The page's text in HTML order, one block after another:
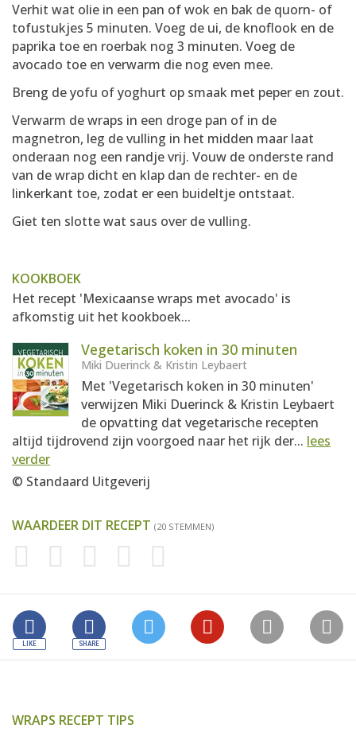
Verhit wat olie in een pan of wok en bak de quorn- of
tofustukjes 5 minuten. Voeg de ui, de knoflook en de
paprika toe en roerbak nog 3 minuten. Voeg de
avocado toe en verwarm die nog even mee.
Breng de yofu of yoghurt op smaak met peper en zout.
Verwarm de wraps in een droge pan of in de
magnetron, leg de vulling in het midden maar laat
onderaan nog een randje vrij. Vouw de onderste rand
van de wrap dicht en klap dan de rechter- en de
linkerkant toe, zodat er een buideltje ontstaat.
Giet ten slotte wat saus over de vulling.
KOOKBOEK
Het recept 'Mexicaanse wraps met avocado' is
afkomstig uit het kookboek...
Vegetarisch koken in 30 minuten
Miki Duerinck & Kristin Leybaert
Met 'Vegetarisch koken in 30 minuten'
verwijzen Miki Duerinck & Kristin Leybaert
de opvatting dat vegetarische recepten
altijd tijdrovend zijn voorgoed naar het rijk der... lees
verder
© Standaard Uitgeverij
WAARDEER DIT RECEPT (20 STEMMEN)
WRAPS RECEPT TIPS